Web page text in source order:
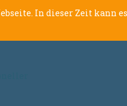
In dieser Zeit kann